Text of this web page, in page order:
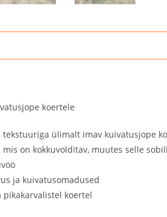
koertele
tekstuuriga ülimalt imav kuivatusjope
mis on kokkuvolditav, muutes selle
ja kuivatusomadused
pikakarvalistel koertel